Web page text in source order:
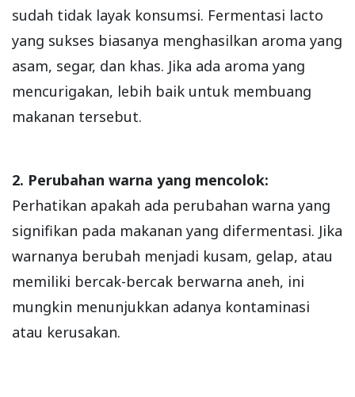
sudah tidak layak konsumsi. Fermentasi lacto
yang sukses biasanya menghasilkan aroma yang
asam, segar, dan khas. Jika ada aroma yang
mencurigakan, lebih baik untuk membuang
makanan tersebut.
2. Perubahan warna yang mencolok:
Perhatikan apakah ada perubahan warna yang
signifikan pada makanan yang difermentasi. Jika
warnanya berubah menjadi kusam, gelap, atau
memiliki bercak-bercak berwarna aneh, ini
mungkin menunjukkan adanya kontaminasi
atau kerusakan.